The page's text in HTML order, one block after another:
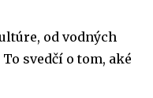
od vodných
svedčí o tom, aké